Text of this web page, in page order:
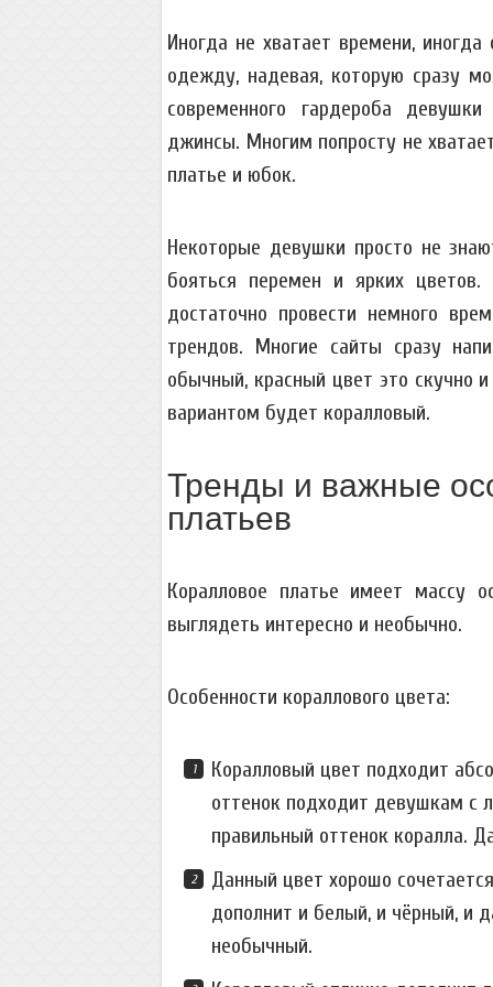
Иногда не хватает времени,
одежду, надевая, которую сразу
современного гардероба
джинсы. Многим попросту не
платье и юбок.
Некоторые девушки просто не
бояться перемен и ярких
достаточно провести немного
трендов. Многие сайты сразу
обычный, красный цвет это скучно
вариантом будет коралловый.
Тренды и важные
платьев
Коралловое платье имеет массу
выглядеть интересно и необычно.
Особенности кораллового цвета:
Коралловый цвет подходит
оттенок подходит девушкам с
правильный оттенок коралла.
Данный цвет хорошо
дополнит и белый, и чёрный, и
необычный.